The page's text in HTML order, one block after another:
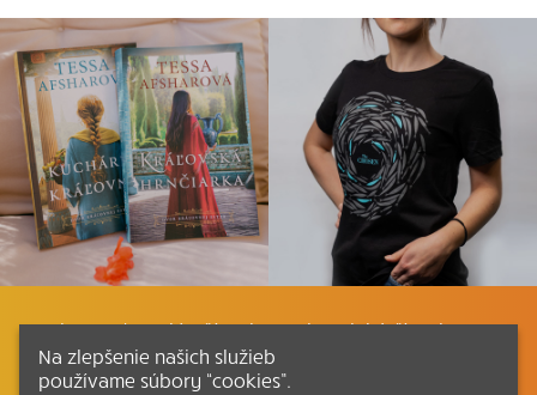
Listovať Plán čítania Liturgické čítania
Na zlepšenie našich služieb
používame súbory “cookies”.